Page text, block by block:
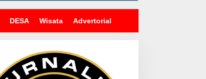
DESA Wisata Advertorial